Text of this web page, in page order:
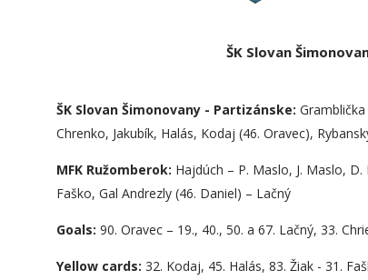
ŠK Slovan
ŠK Slovan Šimonovany - Partizánske:
Chrenko, Jakubík, Halás, Kodaj (46. Oravec),
MFK Ružomberok: Hajdúch – P. Maslo, J. Maslo,
Faško, Gal Andrezly (46. Daniel) – Lačný
Goals: 90. Oravec – 19., 40., 50. a 67. Lačný, 33.
Yellow cards: 32. Kodaj, 45. Halás, 83. Žiak - 31.